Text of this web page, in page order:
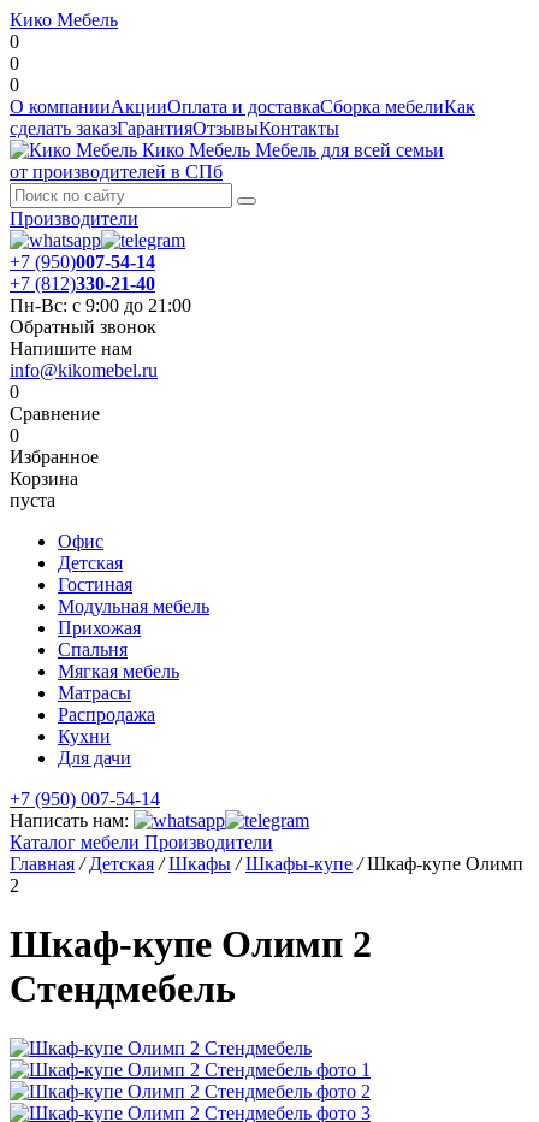
Кико Мебель
0
0
0
О компанииАкцииОплата и доставкаСборка мебелиКак
сделать заказГарантияОтзывыКонтакты
Кико Мебель Мебель для всей семьи
от производителей в СПб
Производители
+7 (950)007-54-14
+7 (812)330-21-40
Пн-Вс: с 9:00 до 21:00
Обратный звонок
Напишите нам
info@kikomebel.ru
0
Сравнение
0
Избранное
Корзина
пуста
Офис
Детская
Гостиная
Модульная мебель
Прихожая
Спальня
Мягкая мебель
Матрасы
Распродажа
Кухни
Для дачи
+7 (950) 007-54-14
Написать нам:
Каталог мебели Производители
Главная / Детская / Шкафы / Шкафы-купе / Шкаф-купе Олимп
2
Шкаф-купе Олимп 2
Стендмебель